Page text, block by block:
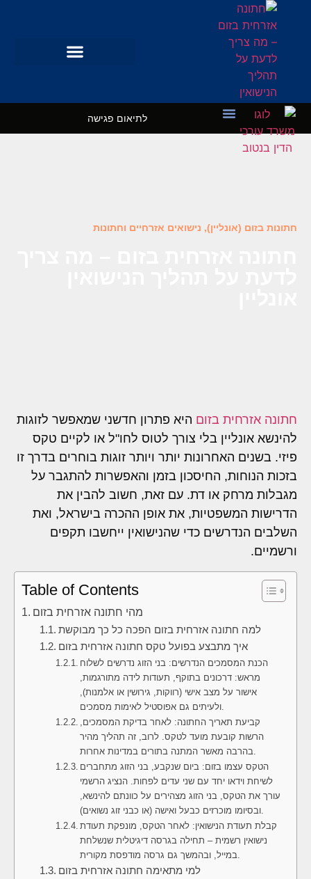
לתיאום פגישה
חתונות בזום (אונליין), נישואים אזרחיים וחתונות
חתונה אזרחית בזום היא פתרון חדשני שמאפשר לזוגות
להינשא אונליין בלי צורך לטוס לחו"ל או לקיים טקס
פיזי. בשנים האחרונות יותר ויותר זוגות בוחרים בדרך זו
בזכות הנוחות, החיסכון בזמן והאפשרות להתגבר על
מגבלות מרחק או דת. עם זאת, חשוב להבין את
הדרישות המשפטיות, את אופן ההכרה בישראל, ואת
השלבים הנדרשים כדי שהנישואין ייחשבו תקפים
ורשמיים.
Table of Contents
מהי חתונה אזרחית בזום
למה חתונה אזרחית בזום הפכה כל כך מבוקשת
איך מתבצע בפועל טקס חתונה אזרחית בזום
הכנת המסמכים הנדרשים: בני הזוג נדרשים לשלוח
מראש: דרכונים בתוקף, תעודות לידה מתורגמות,
אישור על מצב אישי (רווקות, גירושין או אלמנות),
קביעת תאריך החתונה: לאחר בדיקת המסמכים,
הרשות קובעת מועד לטקס. לרוב, זה תהליך מהיר
הטקס עצמו בזום: ביום שנקבע, בני הזוג מתחברים
לשיחת וידאו יחד עם שני עדים לפחות. הנציג הרשמי
עורך את הטקס, בני הזוג מצהירים על כוונתם להינשא,
קבלת תעודת הנישואין: לאחר הטקס, מונפקת תעודת
נישואין רשמית – תחילה בגרסה דיגיטלית שנשלחת
למי מתאימה חתונה אזרחית בזום